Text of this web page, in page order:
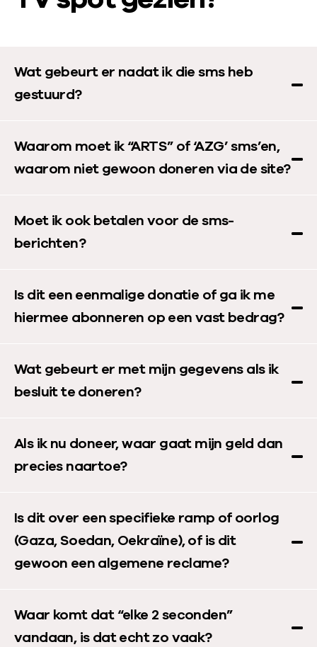
Wat gebeurt er nadat ik die sms heb
gestuurd?
Waarom moet ik “ARTS” of ‘AZG’ sms’en,
waarom niet gewoon doneren via de site?
Moet ik ook betalen voor de sms-
berichten?
Is dit een eenmalige donatie of ga ik me
hiermee abonneren op een vast bedrag?
Wat gebeurt er met mijn gegevens als ik
besluit te doneren?
Als ik nu doneer, waar gaat mijn geld dan
precies naartoe?
Is dit over een specifieke ramp of oorlog
(Gaza, Soedan, Oekraïne), of is dit
gewoon een algemene reclame?
Waar komt dat “elke 2 seconden”
vandaan, is dat echt zo vaak?